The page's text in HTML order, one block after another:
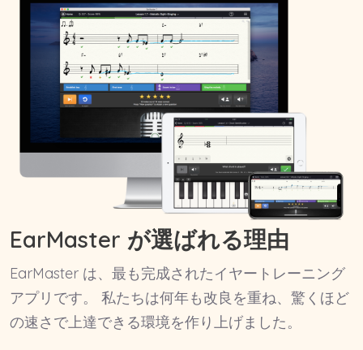
EarMaster が選ばれる理由
EarMaster は、最も完成されたイヤートレーニング
アプリです。 私たちは何年も改良を重ね、驚くほど
の速さで上達できる環境を作り上げました。